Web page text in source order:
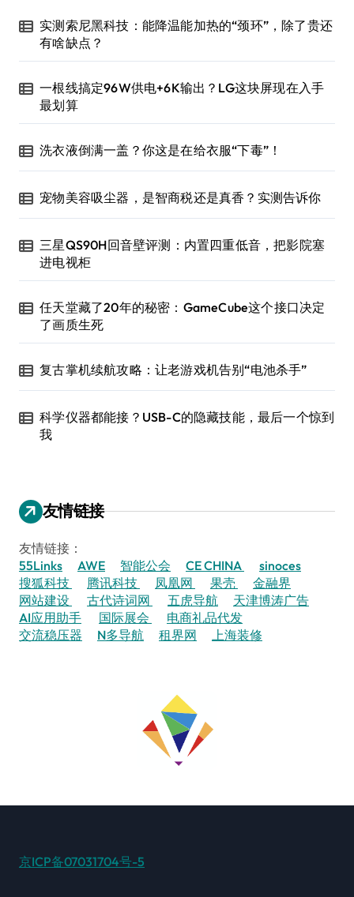
实测索尼黑科技：能降温能加热的“颈环”，除了贵还
有啥缺点？
一根线搞定96W供电+6K输出？LG这块屏现在入手
最划算
洗衣液倒满一盖？你这是在给衣服“下毒”！
宠物美容吸尘器，是智商税还是真香？实测告诉你
三星QS90H回音壁评测：内置四重低音，把影院塞
进电视柜
任天堂藏了20年的秘密：GameCube这个接口决定
了画质生死
复古掌机续航攻略：让老游戏机告别“电池杀手”
科学仪器都能接？USB-C的隐藏技能，最后一个惊到
我
友情链接
友情链接：
55Links
AWE 智能公会 CE CHINA
sinoces
搜狐科技
腾讯科技 凤凰网 果壳
金融界
网站建设
古代诗词网 五虎导航
天津博涛广告
AI应用助手
国际展会
电商礼品代发
交流稳压器
N多导航 租界网 上海装修
京ICP备07031704号-5